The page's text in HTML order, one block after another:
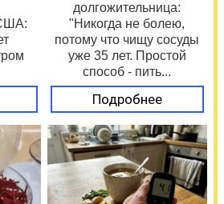
долгожительница:
"Никогда не болею,
потому что чищу сосуды
уже 35 лет. Простой
способ - пить...
Подробнее